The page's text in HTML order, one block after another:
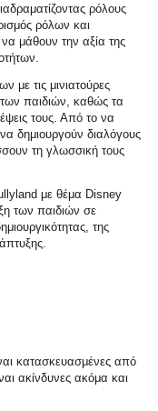
ρόλους
ρόλων και
μάθουν την αξία της
με τις μινιατούρες
των παιδιών, καθώς τα
τους. Από το να
δημιουργούν διαλόγους
τη γλωσσική τους
με θέμα Disney
των παιδιών σε
της
κατασκευασμένες από
ακίνδυνες ακόμα και